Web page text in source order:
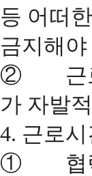
등 어떠
금지해
② 근로
가 자발
4. 근로
① 협력